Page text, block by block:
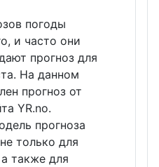
погоды
и часто они
прогноз для
На данном
прогноз от
YR.no.
прогноза
только для
также для